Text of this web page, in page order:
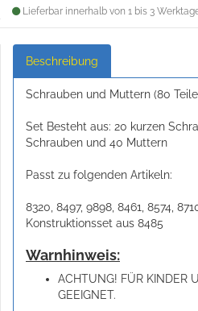
Lieferbar innerhalb von 1 bis 3
Beschreibung
Schrauben und Muttern (80
Set Besteht aus: 20 kurzen
Schrauben und 40 Muttern
Passt zu folgenden Artikeln:
8320, 8497, 9898, 8461, 8574,
Konstruktionsset aus 8485
Warnhinweis:
ACHTUNG! FÜR KINDER
GEEIGNET.